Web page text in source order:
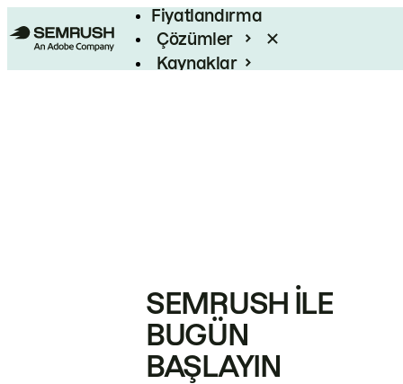
Fiyatlandırma
Çözümler
Kaynaklar
SEMRUSH ILE
BUGÜN
BAŞLAYIN